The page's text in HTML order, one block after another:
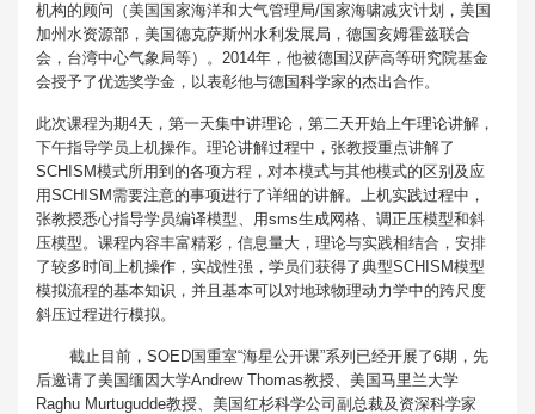
机构的顾问（美国国家海洋和大气管理局/国家海啸减灾计划，美国
加州水资源部，美国德克萨斯州水利发展局，德国亥姆霍兹联合
会，台湾中心气象局等）。2014年，他被德国汉萨高等研究院基金
会授予了优选奖学金，以表彰他与德国科学家的杰出合作。
此次课程为期4天，第一天集中讲理论，第二天开始上午理论讲解，
下午指导学员上机操作。理论讲解过程中，张教授重点讲解了
SCHISM模式所用到的各项方程，对本模式与其他模式的区别及应
用SCHISM需要注意的事项进行了详细的讲解。上机实践过程中，
张教授悉心指导学员编译模型、用sms生成网格、调正压模型和斜
压模型。课程内容丰富精彩，信息量大，理论与实践相结合，安排
了较多时间上机操作，实战性强，学员们获得了典型SCHISM模型
模拟流程的基本知识，并且基本可以对地球物理动力学中的跨尺度
斜压过程进行模拟。
截止目前，SOED国重室“海星公开课”系列已经开展了6期，先
后邀请了美国缅因大学Andrew Thomas教授、美国马里兰大学
Raghu Murtugudde教授、美国红杉科学公司副总裁及资深科学家